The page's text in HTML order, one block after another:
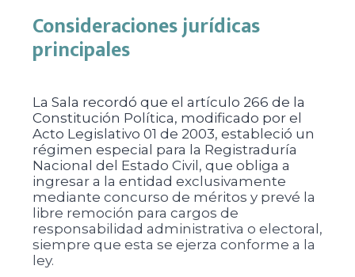
Consideraciones jurídicas
principales
La Sala recordó que el artículo 266 de la
Constitución Política, modificado por el
Acto Legislativo 01 de 2003, estableció un
régimen especial para la Registraduría
Nacional del Estado Civil, que obliga a
ingresar a la entidad exclusivamente
mediante concurso de méritos y prevé la
libre remoción para cargos de
responsabilidad administrativa o electoral,
siempre que esta se ejerza conforme a la
ley.